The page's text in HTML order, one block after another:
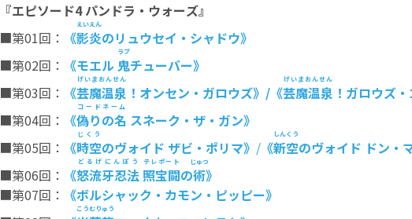
『エピソード4 パンドラ・ウォーズ』
■第01回：
《影炎
えいえん
のリュウセイ・シャドウ》
■第02回：
《モエル 鬼
ラブ
チューバー》
■第03回：
《芸魔温泉
げいまおんせん
！オンセン・ガロウズ》/《芸魔温泉
げいまおんせん
！ガロウズ
■第04回：
《偽りの名
コードネーム
スネーク・ザ・ガン》
■第05回：
《時空
じくう
のヴォイド ザビ・ポリマ》 / 《新空
しんくう
のヴォイド ドン・
■第06回：
《怒流牙忍法
どるげにんぽう
照宝闘
テレポート
の術
じゅつ
》
■第07回：
《ボルシャック・カモン・ピッピー》
こうむりゅう